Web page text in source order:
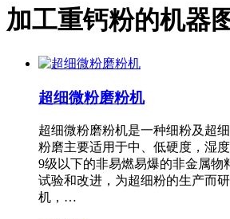
加工重钙粉的机器
超细微粉磨粉机
超细微粉磨粉机是一种细粉及超
粉磨主要适用于中、低硬度，湿
9级以下的非易燃易爆的非金属物
试验和改进，为超细粉的生产而
机，…